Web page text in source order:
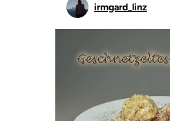
irmgard_linz